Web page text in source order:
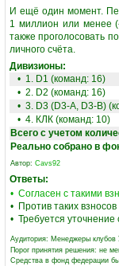
И ещё один момент.
1 миллион или менее
также проголосовать
личного счёта.
Дивизионы:
• 1. D1 (команд: 16)
• 2. D2 (команд: 16)
• 3. D3 (D3-A, D3-B)
• 4. КЛК (команд: 10)
Всего с учетом
Реально собрано в
Автор: Cavs92
Ответы:
• Согласен с такими
• Против таких
• Требуется
Аудитория: Менеджеры клубов
Порог принятия решения: не
Средства в фонд федерации